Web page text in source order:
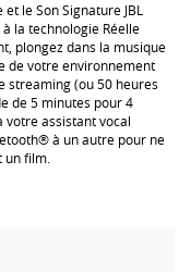
le Son Signature JBL
à la technologie Réelle
plongez dans la musique
de votre environnement
streaming (ou 50 heures
de 5 minutes pour 4
votre assistant vocal
à un autre pour ne
film.